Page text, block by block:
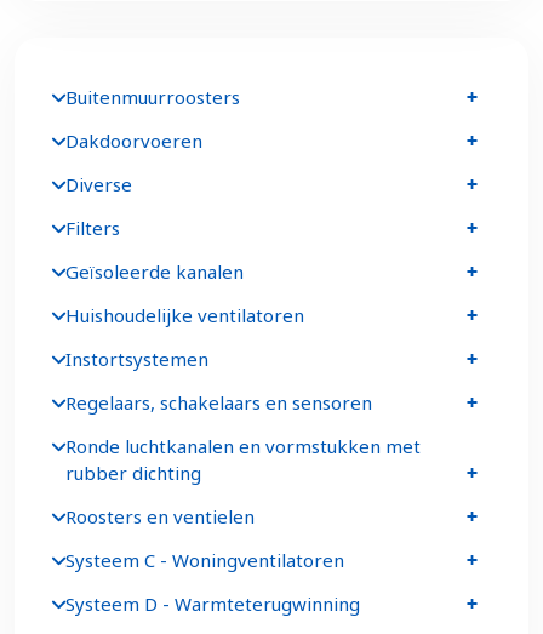
Buitenmuurroosters
Dakdoorvoeren
Diverse
Filters
Geïsoleerde kanalen
Huishoudelijke ventilatoren
Instortsystemen
Regelaars, schakelaars en sensoren
Ronde luchtkanalen en vormstukken met
rubber dichting
Roosters en ventielen
Systeem C - Woningventilatoren
Systeem D - Warmteterugwinning